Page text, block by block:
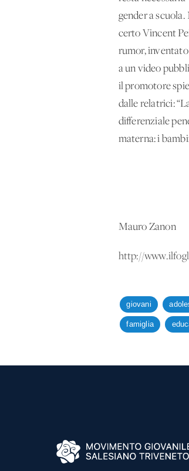
gender a
certo Vincent
rumor, inventato
a un video
il promotore
dalle relatrici:
differenziale
materna: i
Mauro Zanon
http://
giovani
famiglia